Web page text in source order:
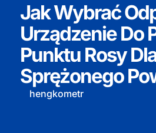
Jak Wybrać
Urządzenie Do
Punktu Rosy
Sprężonego
hengkometr